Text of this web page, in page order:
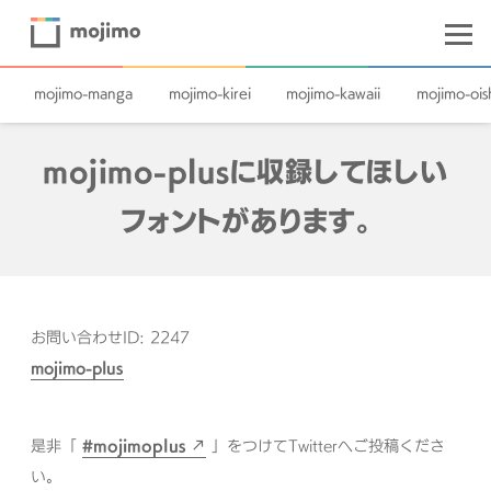
mojimo-manga mojimo-kirei mojimo-kawaii mojimo-
mojimo-plusに収録してほしい
フォントがあります。
お問い合わせID: 2247
mojimo-plus
是非「 #mojimoplus
」をつけてTwitterへご投稿くださ
い。